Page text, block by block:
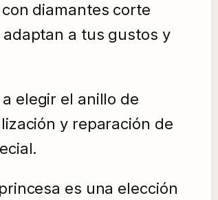
diamantes corte
a tus gustos y
elegir el anillo de
y reparación de
es una elección